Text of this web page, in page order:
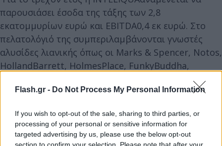
Flash.gr - Do Not Process My Personal Information
If you wish to opt-out of the sale, sharing to third parties, or
processing of your personal or sensitive information for
targeted advertising by us, please use the below opt-out
παρουσιάσει έσοδα της τάξης των 2,8
εκατομμυρίων ευρώ και EBITDA0,4 εκ ευρώ. Στο
πελατολόγιό της συμπεριλαμβάνονται γνωστές
αλυσίδες λιανικής όπως οι Marks & Spencer, Notos,
HollandBarrett, HolmesPlace, FunkyBuddha,
Στάμου κλπ.
Ο κ. Αντώνης Κοτζαμανίδης, CEO της Entersoft,
δήλωσε:«Με χαρά καλωσορίζουμε την INTELIQUA